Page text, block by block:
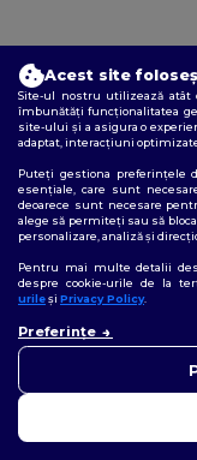
I
Metodă de
imaginii dorite pe
sublimare. Hârtia
materialul textil,
direct în țesătură.
cazul flocking-
Acest site
Site-ul nostru utilizează atât
îmbunătăți funcționalitatea
site-ului și a asigura o
adaptat, interacțiuni
Puteți gestiona preferințele
esențiale, care sunt
deoarece sunt necesare
alege să permiteți sau să
personalizare, analiză și
Pentru mai multe detalii
despre cookie-urile de la
urileși Privacy Policy.
Preferințe